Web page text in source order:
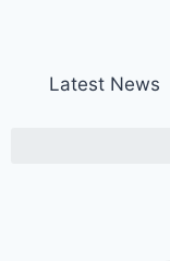
Latest News